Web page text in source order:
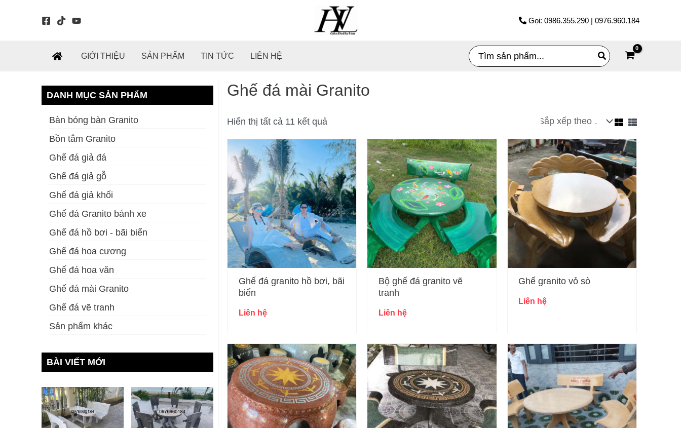
Gọi: 0986.355.290 | 0976.960.184
GIỚI THIỆU SẢN PHẨM TIN TỨC LIÊN HỆ
Search
for:
DANH MỤC SẢN PHẨM
Bàn bóng bàn Granito
Bồn tắm Granito
Ghế đá giả đá
Ghế đá giả gỗ
Ghế đá giả khối
Ghế đá Granito bánh xe
Ghế đá hồ bơi - bãi biển
Ghế đá hoa cương
Ghế đá hoa văn
Ghế đá mài Granito
Ghế đá vẽ tranh
Sản phẩm khác
BÀI VIẾT MỚI
Ghế đá mài Granito
Hiển thị tất cả 11 kết quả
Đã
sắp
xếp
theo
Ghế đá granito hồ bơi, bãi
biển
Liên hệ
Bộ ghế đá granito vẽ
tranh
Liên hệ
Ghế granito vỏ sò
Liên hệ